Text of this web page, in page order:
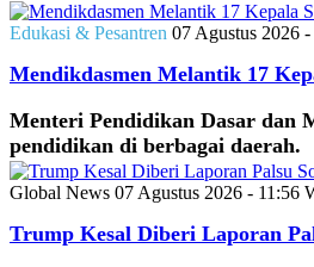
Edukasi & Pesantren 07 Agustus 2026
Mendikdasmen Melantik 17
Menteri Pendidikan Dasar dan
pendidikan di berbagai daerah.
Global News 07 Agustus 2026 - 11:56
Trump Kesal Diberi Laporan